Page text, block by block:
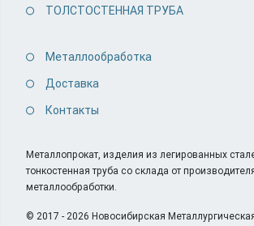
ТОЛСТОСТЕННАЯ ТРУБА
Металлообработка
Доставка
Контакты
Металлопрокат, изделия из легированных
тонкостенная труба со склада от
металлообработки.
© 2017 - 2026 Новосибирская